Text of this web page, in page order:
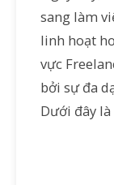
sang làm
linh hoạt
vực
bởi sự đa
Dưới đây